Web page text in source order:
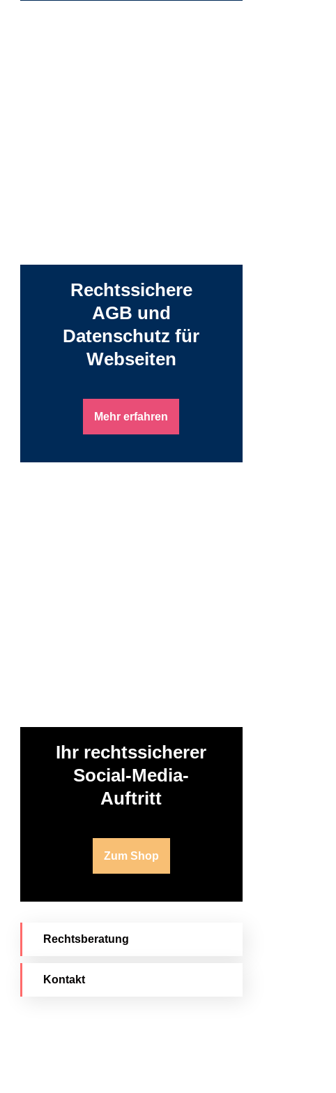
Rechtssichere
AGB und
Datenschutz für
Webseiten
Mehr erfahren
Ihr rechtssicherer
Social-Media-
Auftritt
Zum Shop
Rechtsberatung
Kontakt